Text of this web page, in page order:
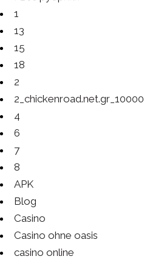
1
13
15
18
2
2_chickenroad.net.gr_10000
4
6
7
8
APK
Blog
Casino
Casino ohne oasis
casino online